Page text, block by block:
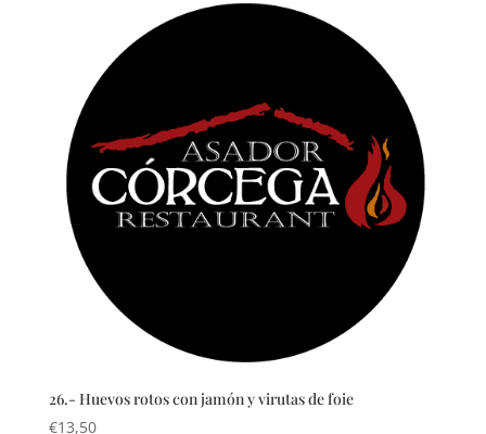
26.- Huevos rotos con jamón y virutas de foie
€13,50